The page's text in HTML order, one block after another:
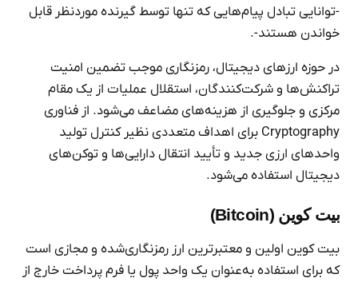
-توانایی تبادل پیام‌هایی که تنها توسط گیرنده موردنظر قابل
‌خواندن هستند-.
در حوزه ارزهای دیجیتال، رمزنگاری موجب تضمین امنیت
تراکنش‌ها و شرکت‌کنندگان، استقلال عملیات از یک مقام
مرکزی و جلوگیری از هزینه‌های مضاعف می‌شود. از فناوری
Cryptography برای اهداف متعددی نظیر کنترل تولید
واحدهای ارزی جدید و تأیید انتقال دارایی‌ها و توکن‌های
دیجیتال استفاده می‌شود.
بیت کوین (Bitcoin)
بیت کوین اولین و معتبرترین ارز رمزنگاری‌شده و مجازی است
که برای استفاده به‌عنوان یک واحد پول یا فرم پرداخت خارج از